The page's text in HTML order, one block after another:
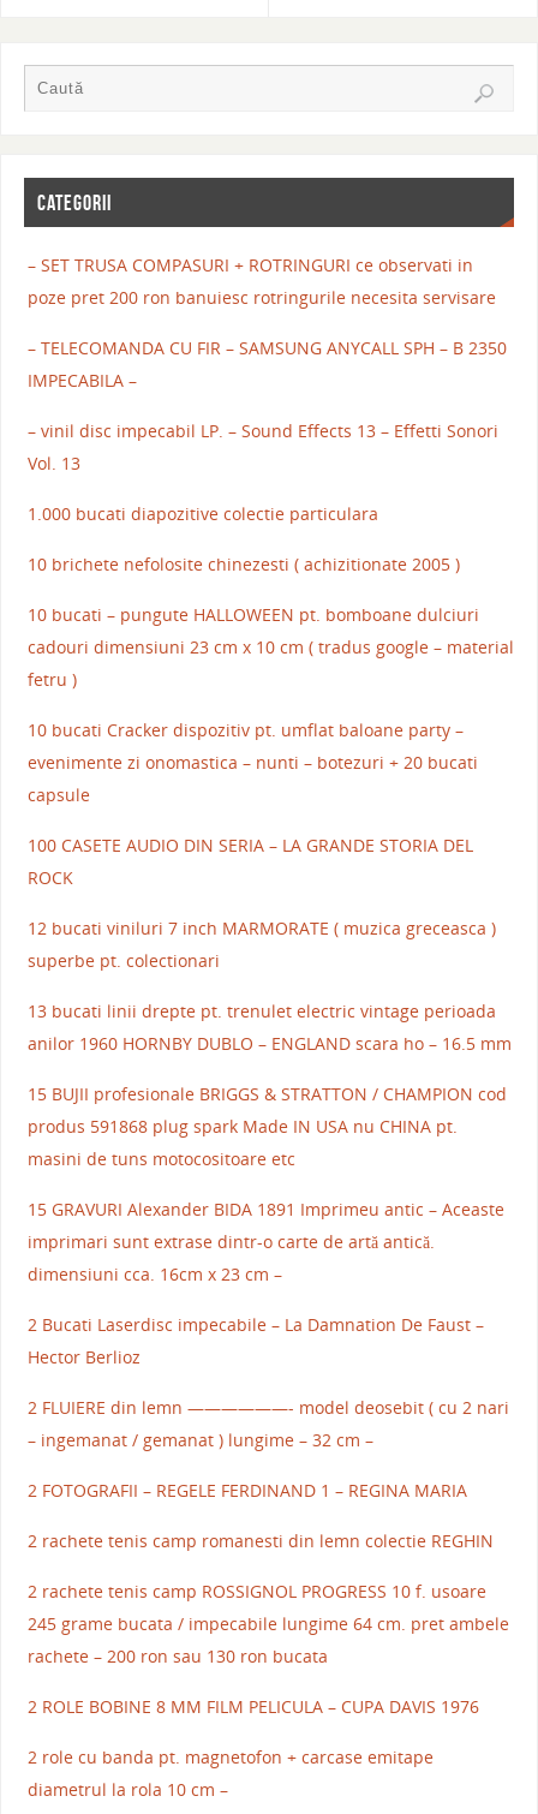
CATEGORII
– SET TRUSA COMPASURI + ROTRINGURI ce observati in
poze pret 200 ron banuiesc rotringurile necesita servisare
– TELECOMANDA CU FIR – SAMSUNG ANYCALL SPH – B 2350
IMPECABILA –
– vinil disc impecabil LP. – Sound Effects 13 – Effetti Sonori
Vol. 13
1.000 bucati diapozitive colectie particulara
10 brichete nefolosite chinezesti ( achizitionate 2005 )
10 bucati – pungute HALLOWEEN pt. bomboane dulciuri
cadouri dimensiuni 23 cm x 10 cm ( tradus google – material
fetru )
10 bucati Cracker dispozitiv pt. umflat baloane party –
evenimente zi onomastica – nunti – botezuri + 20 bucati
capsule
100 CASETE AUDIO DIN SERIA – LA GRANDE STORIA DEL
ROCK
12 bucati viniluri 7 inch MARMORATE ( muzica greceasca )
superbe pt. colectionari
13 bucati linii drepte pt. trenulet electric vintage perioada
anilor 1960 HORNBY DUBLO – ENGLAND scara ho – 16.5 mm
15 BUJII profesionale BRIGGS & STRATTON / CHAMPION cod
produs 591868 plug spark Made IN USA nu CHINA pt.
masini de tuns motocositoare etc
15 GRAVURI Alexander BIDA 1891 Imprimeu antic – Aceaste
imprimari sunt extrase dintr-o carte de artă antică.
dimensiuni cca. 16cm x 23 cm –
2 Bucati Laserdisc impecabile – La Damnation De Faust –
Hector Berlioz
2 FLUIERE din lemn ——————- model deosebit ( cu 2 nari
– ingemanat / gemanat ) lungime – 32 cm –
2 FOTOGRAFII – REGELE FERDINAND 1 – REGINA MARIA
2 rachete tenis camp romanesti din lemn colectie REGHIN
2 rachete tenis camp ROSSIGNOL PROGRESS 10 f. usoare
245 grame bucata / impecabile lungime 64 cm. pret ambele
rachete – 200 ron sau 130 ron bucata
2 ROLE BOBINE 8 MM FILM PELICULA – CUPA DAVIS 1976
2 role cu banda pt. magnetofon + carcase emitape
diametrul la rola 10 cm –